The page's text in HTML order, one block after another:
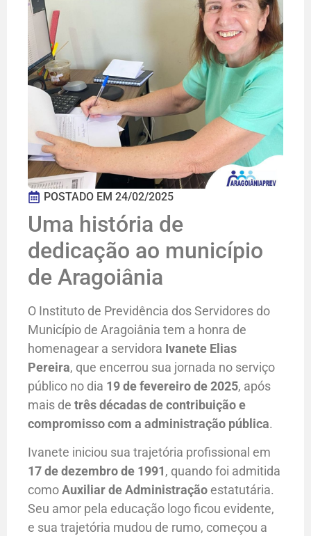
POSTADO EM 24/02/2025
Uma história de
dedicação ao município
de Aragoiânia
O Instituto de Previdência dos Servidores do
Município de Aragoiânia tem a honra de
homenagear a servidora Ivanete Elias
Pereira, que encerrou sua jornada no serviço
público no dia 19 de fevereiro de 2025, após
mais de três décadas de contribuição e
compromisso com a administração pública.
Ivanete iniciou sua trajetória profissional em
17 de dezembro de 1991, quando foi admitida
comoAuxiliar de Administração estatutária.
Seu amor pela educação logo ficou evidente,
e sua trajetória mudou de rumo, começou a